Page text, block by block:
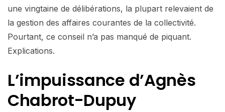
une vingtaine de délibérations, la plupart relevaient de
la gestion des affaires courantes de la collectivité.
Pourtant, ce conseil n’a pas manqué de piquant.
Explications.
L’impuissance d’Agnès
Chabrot-Dupuy